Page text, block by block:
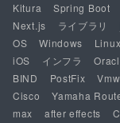
Kitura
Spring Boot
Next.js
ライブラリ
OS
Windows Linux
iOS
インフラ
BIND
PostFix
Cisco
Yamaha
max
after effects